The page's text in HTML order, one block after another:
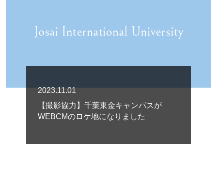
2023.11.01
【撮影協力】千葉東金キャンパスが
WEBCMのロケ地になりました